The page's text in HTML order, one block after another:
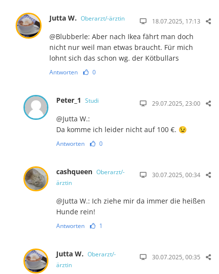
Jutta W. Oberarzt/-ärztin 18.07.2025, 17:13
@Blubberle: Aber nach Ikea fährt man doch
nicht nur weil man etwas braucht. Für mich
lohnt sich das schon wg. der Kötbullars
Antworten 0
Peter_1 Studi 29.07.2025, 23:00
@Jutta W.:
Da komme ich leider nicht auf 100 €. 😉
Antworten 0
cashqueen Oberarzt/-
ärztin
30.07.2025, 00:34
@Jutta W.: Ich ziehe mir da immer die heißen
Hunde rein!
Antworten 1
Jutta W. Oberarzt/-
ärztin
30.07.2025, 00:35